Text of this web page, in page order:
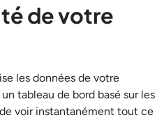
de votre
les données de votre
tableau de bord basé sur les
voir instantanément tout ce